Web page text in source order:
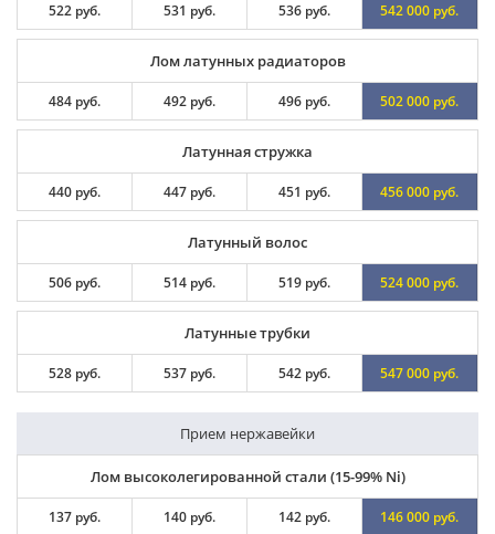
522 руб. 531 руб. 536 руб. 542 000 руб.
Лом латунных радиаторов
484 руб. 492 руб. 496 руб. 502 000 руб.
Латунная стружка
440 руб. 447 руб. 451 руб. 456 000 руб.
Латунный волос
506 руб. 514 руб. 519 руб. 524 000 руб.
Латунные трубки
528 руб. 537 руб. 542 руб. 547 000 руб.
Прием нержавейки
Лом высоколегированной стали (15-99% Ni)
137 руб. 140 руб. 142 руб. 146 000 руб.